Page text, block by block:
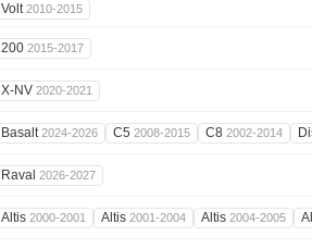
Volt2010-2015
200 2015-2017
X-NV 2020-2021
Basalt2024-2026 C5 2008-2015 C8 2002-2014
Raval 2026-2027
Altis 2000-2001 Altis 2001-2004 Altis 2004-2005